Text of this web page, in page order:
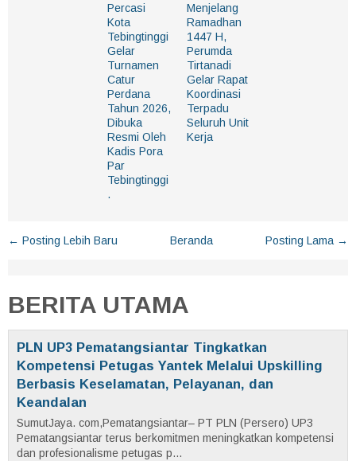
Percasi
Kota
Tebingtinggi
Gelar
Turnamen
Catur
Perdana
Tahun 2026,
Dibuka
Resmi Oleh
Kadis Pora
Par
Tebingtinggi
.
Menjelang
Ramadhan
1447 H,
Perumda
Tirtanadi
Gelar Rapat
Koordinasi
Terpadu
Seluruh Unit
Kerja
← Posting Lebih Baru Posting Lama →
Beranda
BERITA UTAMA
PLN UP3 Pematangsiantar Tingkatkan
Kompetensi Petugas Yantek Melalui Upskilling
Berbasis Keselamatan, Pelayanan, dan
Keandalan
SumutJaya. com,Pematangsiantar– PT PLN (Persero) UP3
Pematangsiantar terus berkomitmen meningkatkan kompetensi
dan profesionalisme petugas p...